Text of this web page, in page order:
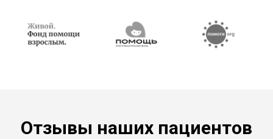
Отзывы наших пациентов